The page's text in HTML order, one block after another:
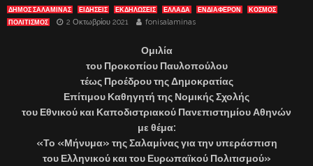
ΔΗΜΟΣ ΣΑΛΑΜΙΝΑΣ ΕΙΔΗΣΕΙΣ ΕΚΔΗΛΏΣΕΙΣ ΕΛΛΑΔΑ ΕΝΔΙΑΦΈΡΟΝ
ΚΟΣΜΟΣ
ΠΟΛΙΤΙΣΜΟΣ
2 Οκτωβρίου 2021 fonisalaminas
Ομιλία
του Προκοπίου Παυλοπούλου
τέως Προέδρου της Δημοκρατίας
Επίτιμου Καθηγητή της Νομικής Σχολής
του Εθνικού και Καποδιστριακού Πανεπιστημίου Αθηνών
με θέμα:
«Το «Μήνυμα» της Σαλαμίνας για την υπεράσπιση
του Ελληνικού και του Ευρωπαϊκού Πολιτισμού»